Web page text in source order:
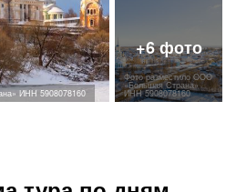
ИНН 5908078160
Фото разместило ООО
«Большая Страна»
ИНН 5908078160